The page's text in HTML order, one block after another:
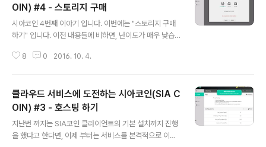
110 SC$ 1.0072296$ 0.4 100 GB 3102 SC $ 1.4
8077072 $ 4.0 250 GB 4757 SC $ 2.27080152
$ 10 * 1SC = 0.00047736 $* 2016년10월04일 현
재 - 가격이 변동 됨 2. 사용의 편의성UI가 특별히 불편하
거나 하는점은 없었다..
OIN) #4 - 스토리지 구매
시아코인 4번째 이야기 입니다. 이번에는 "스토리지 구매
하기" 입니다. 이전 내용들에 비하면, 난이도가 매우 낮습
인)이 있어야 하겠죠? 저는 지난번 구매했던 SC코인을 이
GB, 100GB, 250GB 이 옵션중에서 골라서 구매를 하면
됩니다. 용량 이용료 (SC) 10 GB 2110 SC 100 GB 31
02 SC 250 GB 4757 SC * 2016년10월04일 현재 -
가격이 변동 됨 테스트 했을 당시 가격은 10GB에 2160 S
C 이므로, 계산상 편의를 위해 1 SC를 100 Satosi 라고
8 0 2016. 10. 4.
클라우드 서비스에 도전하는 시아코인(SIA C
OIN) #3 - 호스팅 하기
지난번 까지는 SIA코인 클라이언트의 기본 설치까지 진행
을 했다고 한다면, 이제 부터는 서비스를 본격적으로 이용